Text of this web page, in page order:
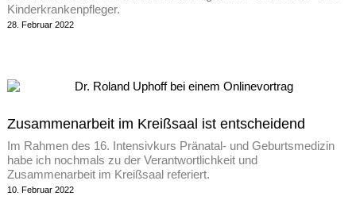
Kinderkrankenpfleger.
28. Februar 2022
Zusammenarbeit im Kreißsaal ist entscheidend
Im Rahmen des 16. Intensivkurs Pränatal- und Geburtsmedizin
habe ich nochmals zu der Verantwortlichkeit und
Zusammenarbeit im Kreißsaal referiert.
10. Februar 2022